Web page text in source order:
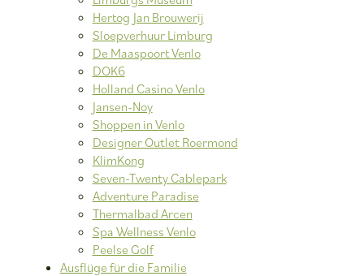
Hertog Jan Brouwerij
Sloepverhuur Limburg
De Maaspoort Venlo
DOK6
Holland Casino Venlo
Jansen-Noy
Shoppen in Venlo
Designer Outlet Roermond
KlimKong
Seven-Twenty Cablepark
Adventure Paradise
Thermalbad Arcen
Spa Wellness Venlo
Peelse Golf
Ausflüge für die Familie